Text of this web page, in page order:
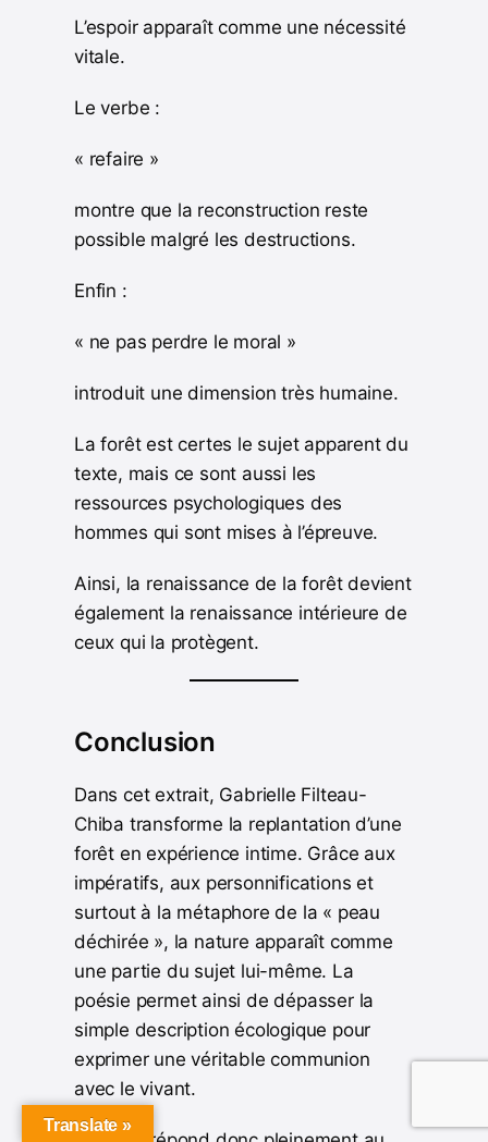
L’espoir apparaît comme une nécessité
vitale.
Le verbe :
« refaire »
montre que la reconstruction reste
possible malgré les destructions.
Enfin :
« ne pas perdre le moral »
introduit une dimension très humaine.
La forêt est certes le sujet apparent du
texte, mais ce sont aussi les
ressources psychologiques des
hommes qui sont mises à l’épreuve.
Ainsi, la renaissance de la forêt devient
également la renaissance intérieure de
ceux qui la protègent.
Conclusion
Dans cet extrait, Gabrielle Filteau-
Chiba transforme la replantation d’une
forêt en expérience intime. Grâce aux
impératifs, aux personnifications et
surtout à la métaphore de la « peau
déchirée », la nature apparaît comme
une partie du sujet lui-même. La
poésie permet ainsi de dépasser la
simple description écologique pour
exprimer une véritable communion
avec le vivant.
Translate »